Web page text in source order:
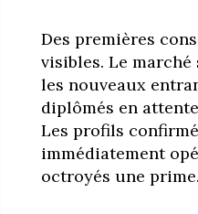
Des premières
visibles. Le
les nouveaux
diplômés en
Les profils
immédiatement
octroyés une prime.